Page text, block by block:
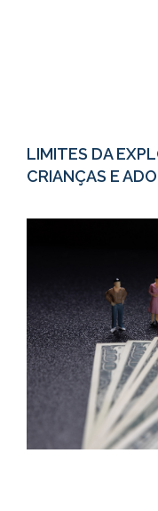
LIMITES DA
CRIANÇAS E